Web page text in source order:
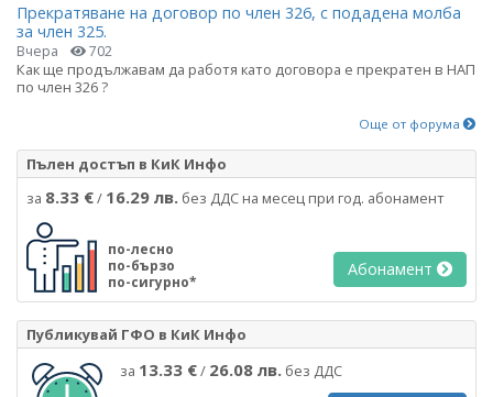
Прекратяване на договор по член 326, с подадена молба
за член 325.
Вчера 702
Как ще продължавам да работя като договора е прекратен в НАП
по член 326 ?
Още от форума
Пълен достъп в КиК Инфо
за 8.33 €/ 16.29 лв. без ДДС на месец при год. абонамент
по-лесно
по-бързо
по-сигурно*
Абонамент
Публикувай ГФО в КиК Инфо
за 13.33 €/ 26.08 лв. без ДДС